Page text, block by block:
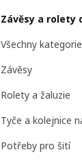
Závěsy a rolety
Všechny kategorie
Závěsy
Rolety a žaluzie
Tyče a kolejnice
Potřeby pro šití